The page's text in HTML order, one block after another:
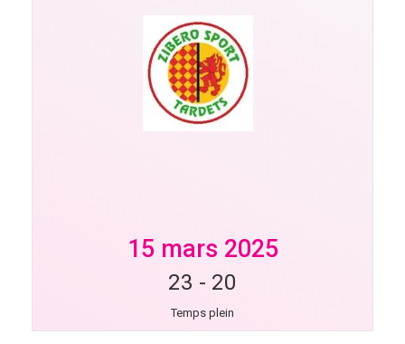
15 mars 2025
23 - 20
Temps plein